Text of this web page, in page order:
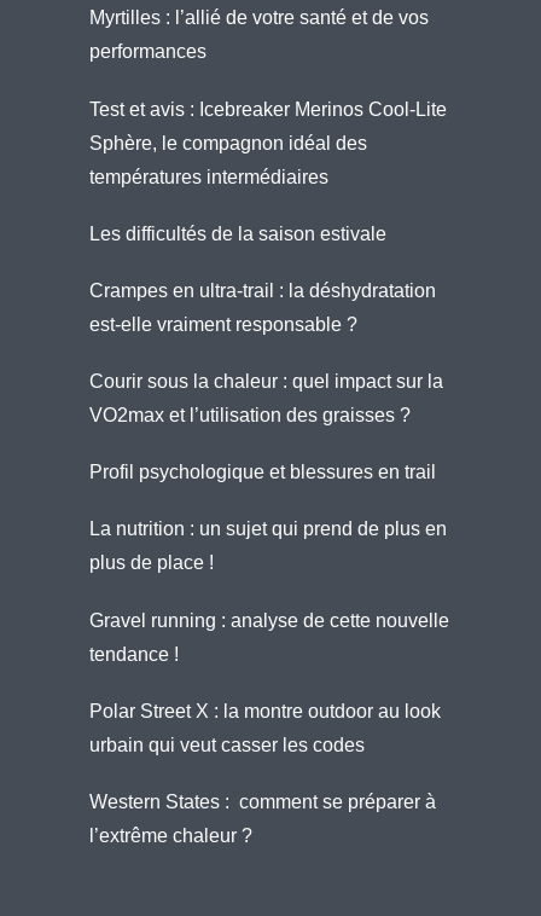
Myrtilles : l’allié de votre santé et de vos
performances
Test et avis : Icebreaker Merinos Cool-Lite
Sphère, le compagnon idéal des
températures intermédiaires
Les difficultés de la saison estivale
Crampes en ultra-trail : la déshydratation
est-elle vraiment responsable ?
Courir sous la chaleur : quel impact sur la
VO2max et l’utilisation des graisses ?
Profil psychologique et blessures en trail
La nutrition : un sujet qui prend de plus en
plus de place !
Gravel running : analyse de cette nouvelle
tendance !
Polar Street X : la montre outdoor au look
urbain qui veut casser les codes
Western States : comment se préparer à
l’extrême chaleur ?